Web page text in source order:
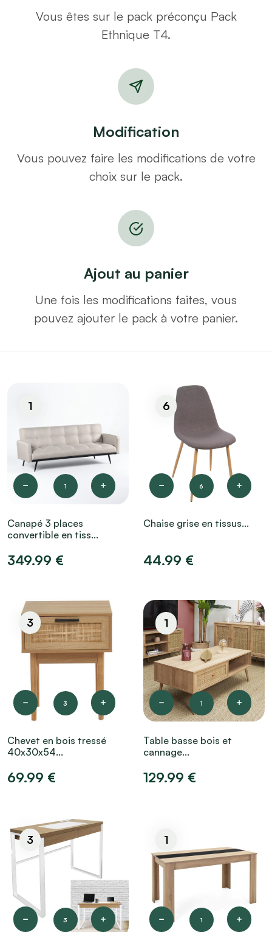
Vous êtes sur le pack préconçu Pack
Ethnique T4.
Modification
Vous pouvez faire les modifications de votre
choix sur le pack.
Ajout au panier
Une fois les modifications faites, vous
pouvez ajouter le pack à votre panier.
1
1
Canapé 3 places
convertible en tiss...
349.99 €
6
6
Chaise grise en tissus...
44.99 €
3
3
Chevet en bois tressé
40x30x54...
69.99 €
1
1
Table basse bois et
cannage...
129.99 €
3
3
1
1